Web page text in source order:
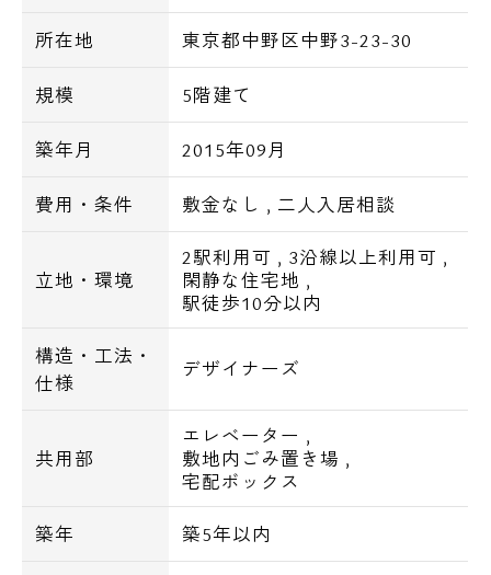
=================================
■交通■
JR中央総武線・東京メトロ東西線 中野
駅 / 徒歩6分
東京メトロ丸ノ内線 新中野駅 / 徒歩13
新宿駅まで・・・5分
渋谷駅まで・・・12分
池袋駅まで・・・14分
東京駅まで・・・19分
秋葉原駅まで・・・24分
所在地 東京都中野区中野3-23-30
規模 5階建て
築年月 2015年09月
費用・条件 敷金なし , 二人入居相談
立地・環境
2駅利用可 , 3沿線以上利用可 ,
閑静な住宅地 ,
駅徒歩10分以内
構造・工法・
仕様
デザイナーズ
共用部
エレベーター ,
敷地内ごみ置き場 ,
宅配ボックス
築年 築5年以内